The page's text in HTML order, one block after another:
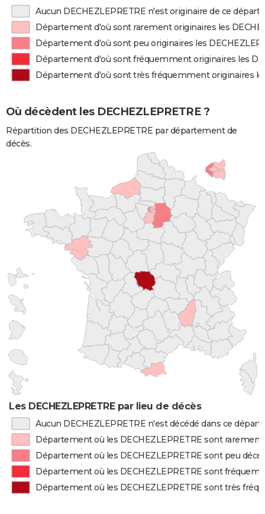
Aucun DECHEZLEPRETRE n'est originaire de ce
Département d'où sont rarement originaires les
Département d'où sont peu originaires les
Département d'où sont fréquemment originaires les
Département d'où sont très fréquemment originaires
Où décèdent les DECHEZLEPRETRE ?
Répartition des DECHEZLEPRETRE par département de
décès.
Les DECHEZLEPRETRE par lieu de décès
Aucun DECHEZLEPRETRE n'est décédé dans ce
Département où les DECHEZLEPRETRE sont rarement
Département où les DECHEZLEPRETRE sont peu
Département où les DECHEZLEPRETRE sont
Département où les DECHEZLEPRETRE sont très